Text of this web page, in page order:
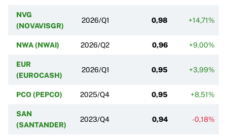
NVG
(NOVAVISGR)
2026/Q1 0,98 +14,71%
NWA (NWAI) 2026/Q2 0,96 +9,00%
EUR
(EUROCASH)
2026/Q1 0,95 +3,99%
PCO (PEPCO) 2025/Q4 0,95 +8,51%
SAN
(SANTANDER)
2023/Q4 0,94 -0,18%